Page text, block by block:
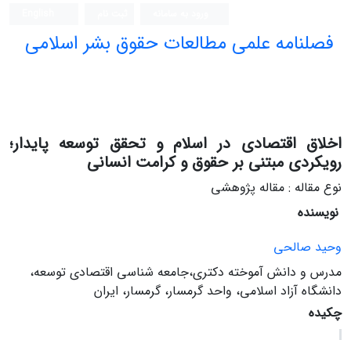
فصلنامه علمی مطالعات حقوق بشر اسلامی
اخلاق اقتصادی در اسلام و تحقق توسعه پایدار؛
رویکردی مبتنی بر حقوق و کرامت انسانی
نوع مقاله : مقاله پژوهشی
نویسنده
وحید صالحی
مدرس و دانش آموخته دکتری،جامعه شناسی اقتصادی توسعه،
دانشگاه آزاد اسلامی، واحد گرمسار، گرمسار، ایران
چکیده